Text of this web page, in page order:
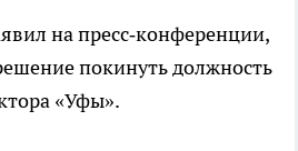
на пресс‑конференции,
покинуть должность
«Уфы».